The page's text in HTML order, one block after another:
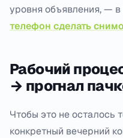
уровня объявления, — в
телефон сделать
Рабочий
→ прогнал
Чтобы это не осталось
конкретный вечерний